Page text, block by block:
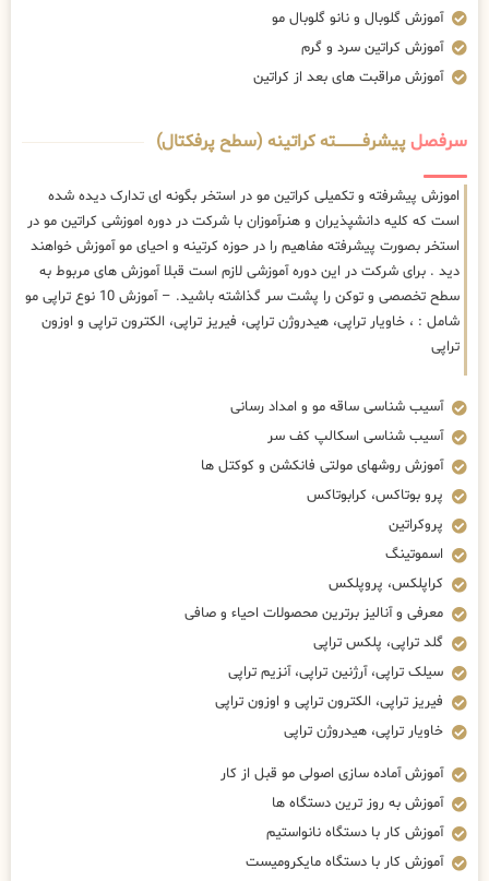
آموزش گلوبال و نانو گلوبال مو
آموزش کراتین سرد و گرم
آموزش مراقبت های بعد از کراتین
سرفصلپیشرفــــــــــــته کراتینه (سطح پرفکتال)
اموزش پیشرفته و تکمیلی کراتین مو در استخر بگونه ای تدارک دیده شده
است که کلیه دانشپذیران و هنرآموزان با شرکت در دوره اموزشی کراتین مو در
استخر بصورت پیشرفته مفاهیم را در حوزه کرتینه و احیای مو آموزش خواهند
دید . برای شرکت در این دوره آموزشی لازم است قبلا آموزش های مربوط به
سطح تخصصی و توکن را پشت سر گذاشته باشید. – آموزش 10 نوع تراپی مو
شامل : ، خاویار تراپی، هیدروژن تراپی، فیریز تراپی، الکترون تراپی و اوزون
تراپی
آسیب شناسی ساقه مو و امداد رسانی
آسیب شناسی اسکالپ کف سر
آموزش روشهای مولتی فانکشن و کوکتل ها
پرو بوتاکس، کرابوتاکس
پروکراتین
اسموتینگ
کراپلکس، پروپلکس
معرفی و آنالیز برترین محصولات احیاء و صافی
گلد تراپی، پلکس تراپی
سیلک تراپی، آرژنین تراپی، آنزیم تراپی
فیریز تراپی، الکترون تراپی و اوزون تراپی
خاویار تراپی، هیدروژن تراپی
آموزش آماده سازی اصولی مو قبل از کار
آموزش به روز ترین دستگاه ها
آموزش کار با دستگاه نانواستیم
آموزش کار با دستگاه مایکرومیست